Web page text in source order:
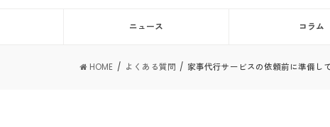
ニュース コラム
HOME よくある質問 家事代行サービスの依頼前に準備し